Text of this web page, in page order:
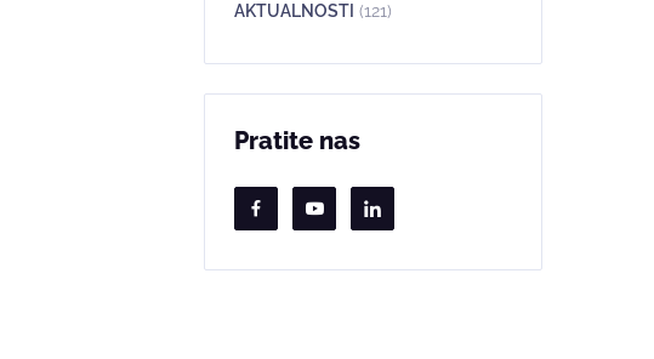
AKTUALNOSTI (121)
Pratite nas